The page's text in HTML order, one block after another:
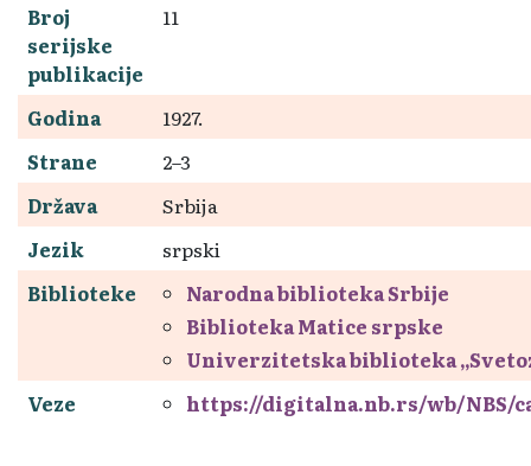
Broj
serijske
publikacije
11
Godina
1927.
Strane
2–3
Država
Srbija
Jezik
srpski
Biblioteke
Narodna biblioteka Srbije
Biblioteka Matice srpske
Univerzitetska biblioteka
Veze
https://digitalna.nb.rs/wb/NBS/